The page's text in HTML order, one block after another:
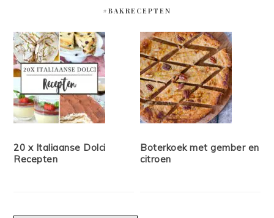
#BAKRECEPTEN
20 x Italiaanse Dolci
Recepten
Boterkoek met gember en
citroen